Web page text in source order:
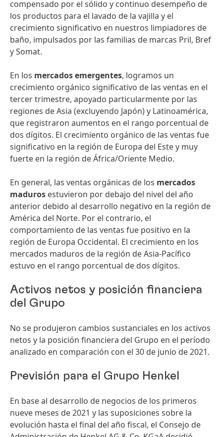
compensado por el sólido y continuo desempeño de
los productos para el lavado de la vajilla y el
crecimiento significativo en nuestros limpiadores de
baño, impulsados ​​por las familias de marcas Pril, Bref
y Somat.
En los mercados emergentes, logramos un
crecimiento orgánico significativo de las ventas en el
tercer trimestre, apoyado particularmente por las
regiones de Asia (excluyendo Japón) y Latinoamérica,
que registraron aumentos en el rango porcentual de
dos dígitos. El crecimiento orgánico de las ventas fue
significativo en la región de Europa del Este y muy
fuerte en la región de África/Oriente Medio.
En general, las ventas orgánicas de los mercados
maduros estuvieron por debajo del nivel del año
anterior debido al desarrollo negativo en la región de
América del Norte. Por el contrario, el
comportamiento de las ventas fue positivo en la
región de Europa Occidental. El crecimiento en los
mercados maduros de la región de Asia-Pacífico
estuvo en el rango porcentual de dos dígitos.
Activos netos y posición financiera
del Grupo
No se produjeron cambios sustanciales en los activos
netos y la posición financiera del Grupo en el período
analizado en comparación con el 30 de junio de 2021.
Previsión para el Grupo Henkel
En base al desarrollo de negocios de los primeros
nueve meses de 2021 y las suposiciones sobre la
evolución hasta el final del año fiscal, el Consejo de